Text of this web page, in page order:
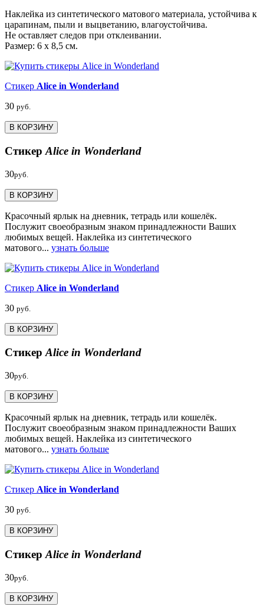
Наклейка из синтетического матового материала, устойчива к
царапинам, пыли и выцветанию, влагоустойчива.
Не оставляет следов при отклеивании.
Размер: 6 х 8,5 см.
Стикер Alice in Wonderland
30 руб.
В КОРЗИНУ
Стикер Alice in Wonderland
30руб.
В КОРЗИНУ
Красочный ярлык на дневник, тетрадь или кошелёк.
Послужит своеобразным знаком принадлежности Ваших
любимых вещей. Наклейка из синтетического
матового... узнать больше
Стикер Alice in Wonderland
30 руб.
В КОРЗИНУ
СтикерAlice in Wonderland
30руб.
В КОРЗИНУ
Красочный ярлык на дневник, тетрадь или кошелёк.
Послужит своеобразным знаком принадлежности Ваших
любимых вещей. Наклейка из синтетического
матового... узнать больше
Стикер Alice in Wonderland
30 руб.
В КОРЗИНУ
Стикер Alice in Wonderland
30руб.
В КОРЗИНУ